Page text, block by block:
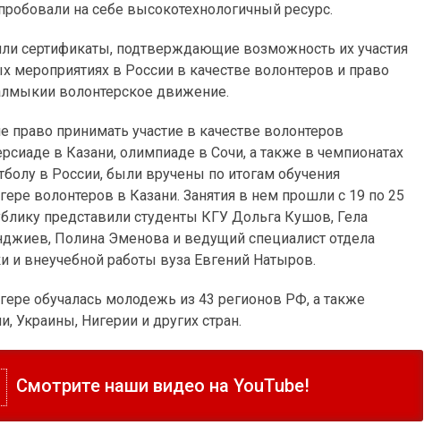
на себе высокотехнологичный ресурс.
сертификаты, подтверждающие возможность их участия
мероприятиях в России в качестве волонтеров и право
волонтерское движение.
принимать участие в качестве волонтеров
в Казани, олимпиаде в Сочи, а также в чемпионатах
в России, были вручены по итогам обучения
волонтеров в Казани. Занятия в нем прошли с 19 по 25
представили студенты КГУ Дольга Кушов, Гела
Полина Эменова и ведущий специалист отдела
и внеучебной работы вуза Евгений Натыров.
обучалась молодежь из 43 регионов РФ, а также
Украины, Нигерии и других стран.
Смотрите наши видео на YouTube!